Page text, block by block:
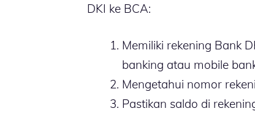
DKI ke BCA:
Memiliki rekening Bank
banking atau mobile
Mengetahui nomor
Pastikan saldo di